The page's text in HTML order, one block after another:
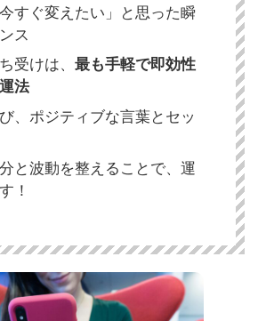
すぐ変えたい」と思った瞬
ス
受けは、 最も手軽で即効性
法
、ポジティブな言葉とセッ
と波動を整えることで、運
！